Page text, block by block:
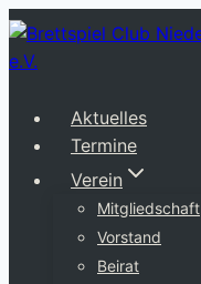
Zum
Inhalt
springen
Aktuelles
Termine
Verein
Mitgliedschaft
Vorstand
Beirat